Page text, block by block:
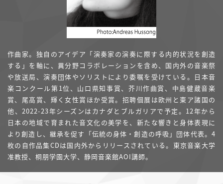
作曲家。独自のアイデア「演奏家の演奏に際する内的状況を創造
する」を軸に、異分野コラボレーションを含め、国内外の音楽祭
や放送局、演奏団体やソリストにより委嘱を受けている。日本音
楽コンクール第1位、山口県知事賞、芥川作曲賞、中島健蔵音楽
賞、尾高賞、輝く女性賞ほか受賞。招聘個展は欧州と東ア諸国の
他、2022-23年シーズンはカナダとブルガリアで予定。12年から
日本の地域で育まれた音文化の美学を、新たな響きと身体表現に
より創造し、継承を促す「伝統の身体・創造の呼吸」団体代表。4
枚の自作品集CDは国内外からリリースされている。東京音楽大学
准教授、桐朋学園大学、静岡音楽館AOI講師。